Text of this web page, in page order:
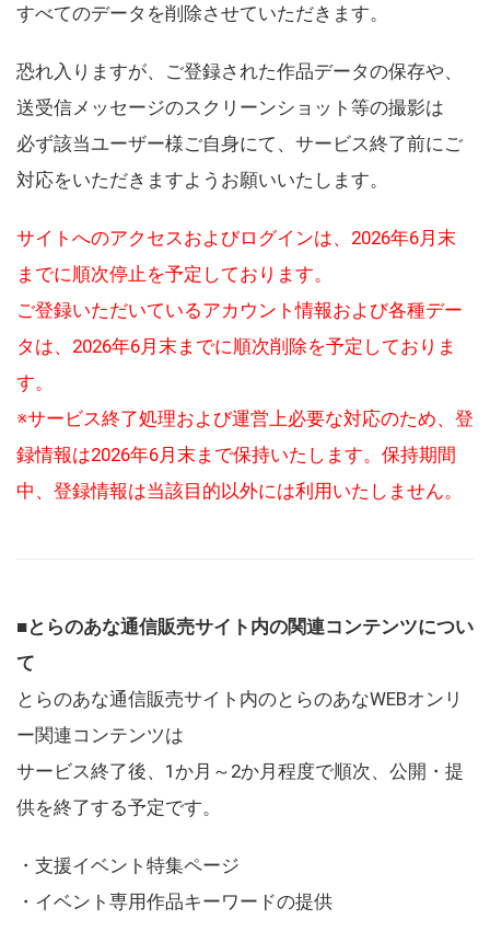
すべてのデータを削除させていただきます。
恐れ入りますが、ご登録された作品データの保存や、
送受信メッセージのスクリーンショット等の撮影は
必ず該当ユーザー様ご自身にて、サービス終了前にご
対応をいただきますようお願いいたします。
サイトへのアクセスおよびログインは、2026年6月末
までに順次停止を予定しております。
ご登録いただいているアカウント情報および各種デー
タは、2026年6月末までに順次削除を予定しておりま
す。
※サービス終了処理および運営上必要な対応のため、登
録情報は2026年6月末まで保持いたします。保持期間
中、登録情報は当該目的以外には利用いたしません。
■とらのあな通信販売サイト内の関連コンテンツについ
て
とらのあな通信販売サイト内のとらのあなWEBオンリ
ー関連コンテンツは
サービス終了後、1か月～2か月程度で順次、公開・提
供を終了する予定です。
・支援イベント特集ページ
・イベント専用作品キーワードの提供